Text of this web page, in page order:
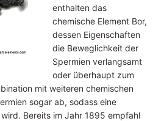
enthalten das
chemische Element Bor,
dessen Eigenschaften
die Beweglichkeit der
Spermien verlangsamt
oder überhaupt zum
mit weiteren chemischen
sogar ab, sodass eine
Bereits im Jahr 1895 empfahl